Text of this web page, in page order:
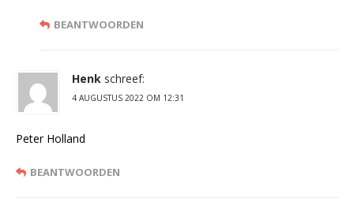
BEANTWOORDEN
Henk schreef:
4 AUGUSTUS 2022 OM 12:31
Peter Holland
BEANTWOORDEN